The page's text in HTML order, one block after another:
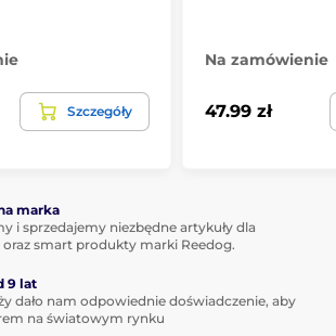
wspomaga detoksykację i
poprawia krążenie krwi.
źródłem pierwiastków
działaniem wolnych rodników.
w skórkach jabłek, mają
na trawienie.
wpływ na zdrowe funkcjonowanie
i nerek, wzmacnia
Szczegóły
Na zamówienie
47.99 zł
marka
i sprzedajemy niezbędne artykuły dla
smart produkty marki Reedog.
9 lat
dało nam odpowiednie doświadczenie, aby
na światowym rynku